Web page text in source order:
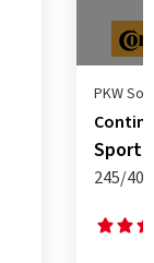
245/40
PKW